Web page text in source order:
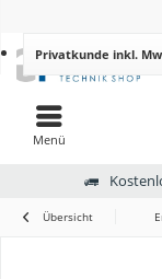
Menü
Privatkunde inkl.
Übersicht